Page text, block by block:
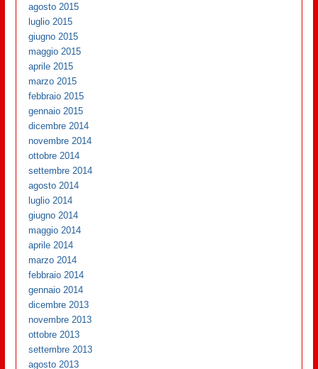
agosto 2015
luglio 2015
giugno 2015
maggio 2015
aprile 2015
marzo 2015
febbraio 2015
gennaio 2015
dicembre 2014
novembre 2014
ottobre 2014
settembre 2014
agosto 2014
luglio 2014
giugno 2014
maggio 2014
aprile 2014
marzo 2014
febbraio 2014
gennaio 2014
dicembre 2013
novembre 2013
ottobre 2013
settembre 2013
agosto 2013